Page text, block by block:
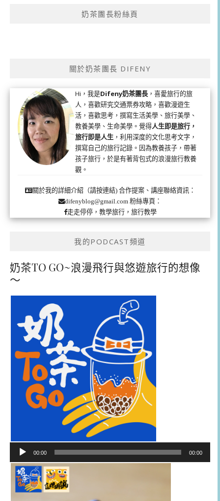
奶茶團長粉絲頁
關於奶茶團長 DIFENY
Hi，我是Difeny奶茶團長 ，喜愛旅行的旅
人，喜歡研究交通票券攻略，喜歡漫遊生
活，喜歡思考，撰寫生活美學、旅行美學、
教養美學、生命美學。覺得人生即是旅行，
旅行即是人生 ，利用深度的文化思考文字，
撰寫自己的旅行記錄。因為教養孩子，帶著
孩子旅行，於是有著背包式的浪漫旅行教養
觀。
關於我的詳細介紹（請按連結)合作提案、講座聯絡資訊：
difenyblog@gmail.com 粉絲專頁：
走走停停，教學旅行，旅行教學
我的PODCAST頻道
奶茶TO GO~浪漫飛行與悠遊旅行的想像
～
播
器
00:00 00:00